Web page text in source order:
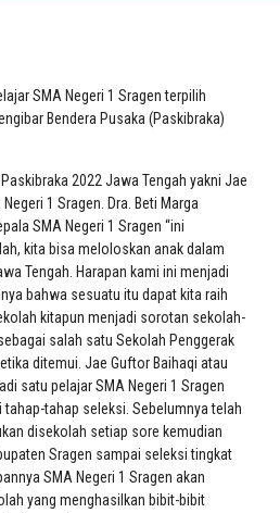
SMA Negeri 1 Sragen terpilih
Bendera Pusaka (Paskibraka)
2022 Jawa Tengah yakni Jae
1 Sragen. Dra. Beti Marga
SMA Negeri 1 Sragen “ini
kita bisa meloloskan anak dalam
Tengah. Harapan kami ini menjadi
bahwa sesuatu itu dapat kita raih
kitapun menjadi sorotan sekolah-
salah satu Sekolah Penggerak
ditemui. Jae Guftor Baihaqi atau
satu pelajar SMA Negeri 1 Sragen
tahap seleksi. Sebelumnya telah
disekolah setiap sore kemudian
Sragen sampai seleksi tingkat
SMA Negeri 1 Sragen akan
yang menghasilkan bibit-bibit